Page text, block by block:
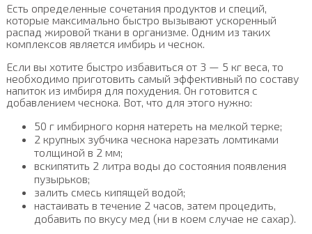
Есть определенные сочетания продуктов и специй,
которые максимально быстро вызывают ускоренный
распад жировой ткани в организме. Одним из таких
комплексов является имбирь и чеснок.
Если вы хотите быстро избавиться от 3 — 5 кг веса, то
необходимо приготовить самый эффективный по составу
напиток из имбиря для похудения. Он готовится с
добавлением чеснока. Вот, что для этого нужно:
50 г имбирного корня натереть на мелкой терке;
2 крупных зубчика чеснока нарезать ломтиками
толщиной в 2 мм;
вскипятить 2 литра воды до состояния появления
пузырьков;
залить смесь кипящей водой;
настаивать в течение 2 часов, затем процедить,
добавить по вкусу мед (ни в коем случае не сахар).